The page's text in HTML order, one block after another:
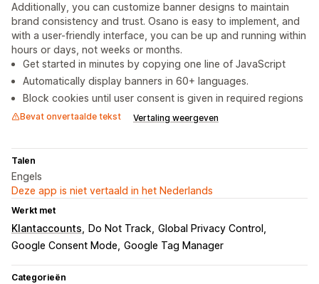
Additionally, you can customize banner designs to maintain
brand consistency and trust. Osano is easy to implement, and
with a user-friendly interface, you can be up and running within
hours or days, not weeks or months.
Get started in minutes by copying one line of JavaScript
Automatically display banners in 60+ languages.
Block cookies until user consent is given in required regions
Bevat onvertaalde tekst Vertaling weergeven
Talen
Engels
Deze app is niet vertaald in het Nederlands
Werkt met
Klantaccounts Do Not Track Global Privacy Control
Google Consent Mode Google Tag Manager
Categorieën